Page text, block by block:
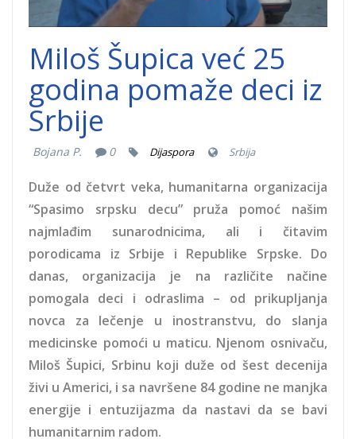
Miloš Šupica već 25
godina pomaže deci iz
Srbije
Bojana P. 0 Dijaspora Srbija
Duže od četvrt veka, humanitarna organizacija
“Spasimo srpsku decu” pruža pomoć našim
najmlađim sunarodnicima, ali i čitavim
porodicama iz Srbije i Republike Srpske. Do
danas, organizacija je na različite načine
pomogala deci i odraslima – od prikupljanja
novca za lečenje u inostranstvu, do slanja
medicinske pomoći u maticu. Njenom osnivaču,
Miloš Šupici, Srbinu koji duže od šest decenija
živi u Americi, i sa navršene 84 godine ne manjka
energije i entuzijazma da nastavi da se bavi
humanitarnim radom.